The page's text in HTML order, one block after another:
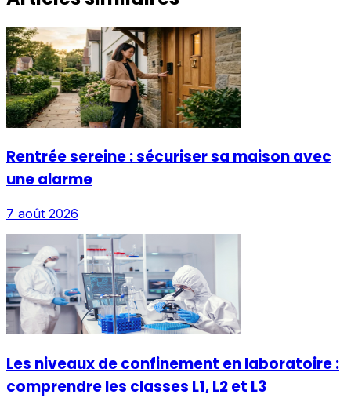
Rentrée sereine : sécuriser sa maison avec
une alarme
7 août 2026
Les niveaux de confinement en laboratoire :
comprendre les classes L1, L2 et L3